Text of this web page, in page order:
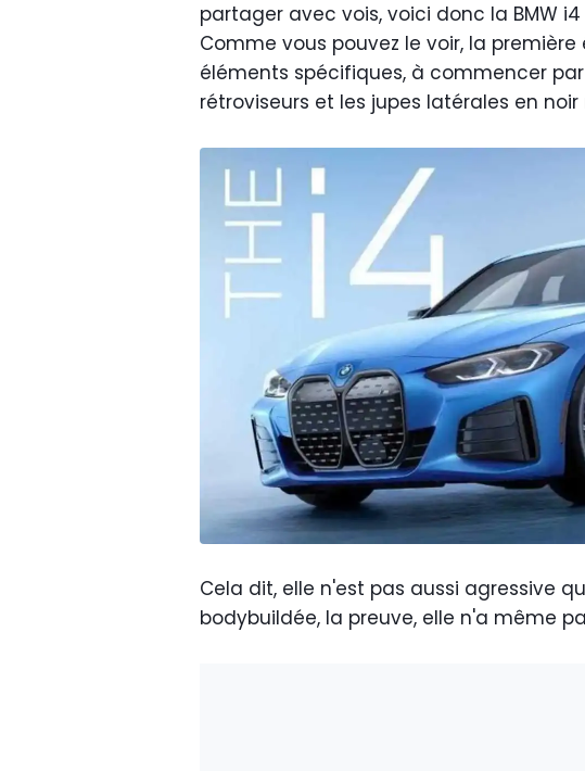
partager avec vois, voici donc la BMW
Comme vous pouvez le voir, la
éléments spécifiques, à commencer
rétroviseurs et les jupes latérales en
Cela dit, elle n'est pas aussi agressive
bodybuildée, la preuve, elle n'a même